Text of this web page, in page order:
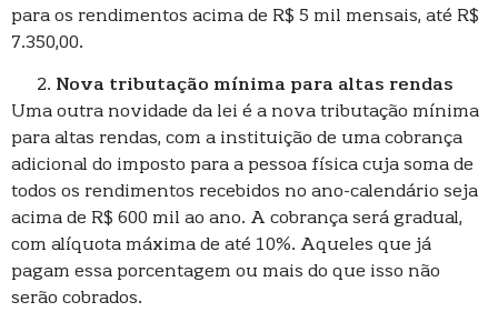
para os rendimentos acima de R$ 5 mil mensais, até R$
7.350,00.
Nova tributação mínima para altas rendas
Uma outra novidade da lei é a nova tributação mínima
para altas rendas, com a instituição de uma cobrança
adicional do imposto para a pessoa física cuja soma de
todos os rendimentos recebidos no ano-calendário seja
acima de R$ 600 mil ao ano. A cobrança será gradual,
com alíquota máxima de até 10%. Aqueles que já
pagam essa porcentagem ou mais do que isso não
serão cobrados.